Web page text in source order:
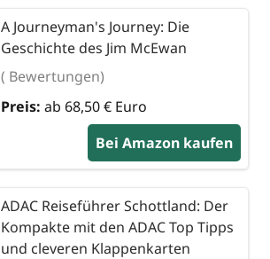
A Journeyman's Journey: Die
Geschichte des Jim McEwan
( Bewertungen)
Preis: ab 68,50 € Euro
Bei Amazon kaufen
ADAC Reiseführer Schottland: Der
Kompakte mit den ADAC Top Tipps
und cleveren Klappenkarten